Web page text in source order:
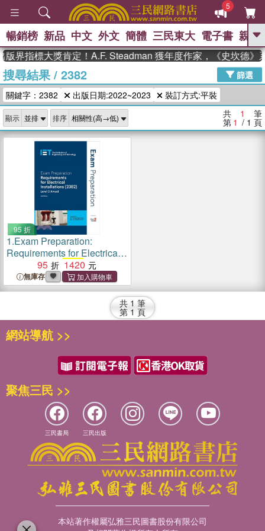
5
GO
The Odyssey 、
父親節 、 如果歷史是一群喵 、 暑期
推薦 、 國際布克獎 臺灣漫遊錄
念華 、 台灣的李登輝時代 、 數學女
孩：黎曼猜想
偉大的迷走神經
暢銷榜 新品 中文 外文 簡體 三民東大 電子書 親子
界指標大獎肯定！A.F. Steadman 獲年度作家，《史坎德》
搜尋結果/ 2382
篩選
關鍵字：2382
出版日期:2022~2023 裝訂方式:平裝
顯示 排序 共 1 筆
第 1 / 1 頁
95 折
1.Exam Preparation:
Requirements for Electrical
Installations ( 2382)：Level 3
Award
95 1420
無庫存
共 1 筆
第 1 頁
網站導航 >>
聚焦三民 >>
三民書局 三民出版
本站著作權屬弘雅三民圖書股份有限公司